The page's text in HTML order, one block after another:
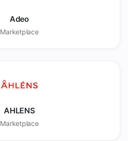
Adeo
Marketplace
AHLENS
Marketplace